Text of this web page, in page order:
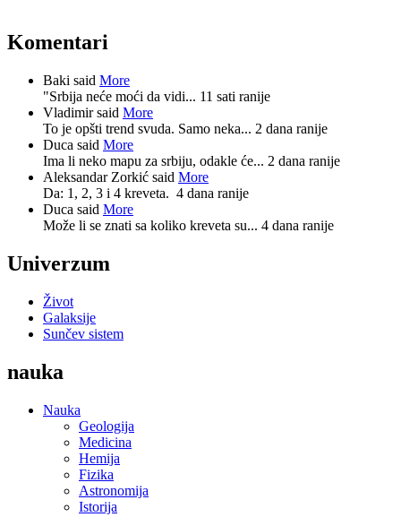
Komentari
Baki said More
"Srbija neće moći da vidi... 11 sati ranije
Vladimir said More
To je opšti trend svuda. Samo neka... 2 dana ranije
Duca said More
Ima li neko mapu za srbiju, odakle će... 2 dana ranije
Aleksandar Zorkić said More
Da: 1, 2, 3 i 4 kreveta. 4 dana ranije
Duca said More
Može li se znati sa koliko kreveta su... 4 dana ranije
Univerzum
Život
Galaksije
Sunčev sistem
nauka
Nauka
Geologija
Medicina
Hemija
Fizika
Astronomija
Istorija